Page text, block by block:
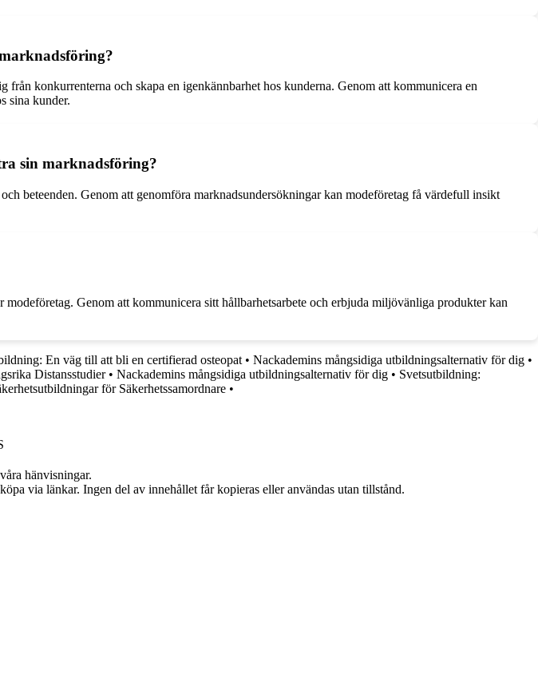
konkurrenterna och skapa en igenkännbarhet hos kunderna. Genom att kommunicera en
sina kunder.
sin marknadsföring?
beteenden. Genom att genomföra marknadsundersökningar kan modeföretag få värdefull insikt
Genom att kommunicera sitt hållbarhetsarbete och erbjuda miljövänliga produkter kan
En väg till att bli en certifierad osteopat • Nackademins mångsidiga utbildningsalternativ för dig •
Distansstudier• Nackademins mångsidiga utbildningsalternativ för dig • Svetsutbildning:
för Säkerhetssamordnare •
hänvisningar.
via länkar. Ingen del av innehållet får kopieras eller användas utan tillstånd.